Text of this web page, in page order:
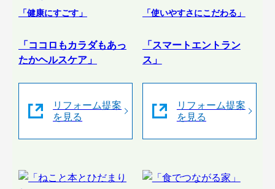
「健康にすごす」
「ココロもカラダもあっ
たかヘルスケア」
リフォーム提案
を見る
「使いやすさにこだわる」
「スマートエントラン
ス」
リフォーム提案
を見る